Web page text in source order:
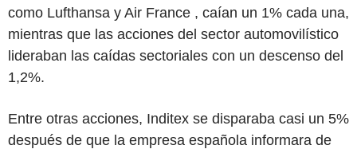
como Lufthansa y Air France , caían un 1% cada una,
mientras que las acciones del sector automovilístico
lideraban las caídas sectoriales con un descenso del
1,2%.
Entre otras acciones, Inditex se disparaba casi un 5%
después de que la empresa española informara de